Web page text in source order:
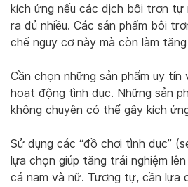
kích ứng nếu các dịch bôi trơn
ra đủ nhiều. Các sản phẩm bôi
chế nguy cơ này mà còn làm
Cần chọn những sản phẩm uy tín
hoạt động tình dục. Những sản
không chuyên có thể gây kích
Sử dụng các “đồ chơi tình dục”
lựa chọn giúp tăng trải nghiệm
cả nam và nữ. Tương tự, cần lựa